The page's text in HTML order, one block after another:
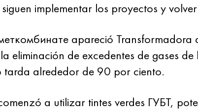
implementar los proyectos y
apareció
eliminación de excedentes de gases
tarda alrededor de 90 por ciento.
a utilizar tintes verdes ГУБТ,